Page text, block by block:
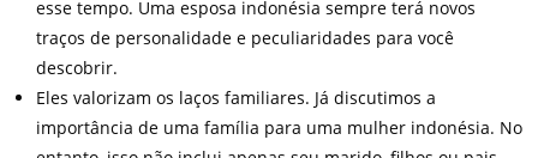
esse tempo. Uma esposa indonésia sempre terá novos
traços de personalidade e peculiaridades para você
descobrir.
Eles valorizam os laços familiares. Já discutimos a
importância de uma família para uma mulher indonésia. No